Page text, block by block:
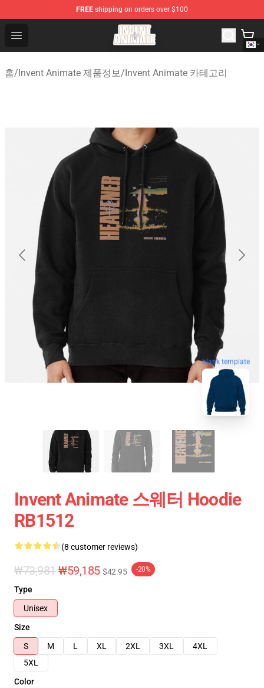
FREE shipping on orders over $100
Open menu
Invent Animate Shop - Official Invent Animate
홈/Invent Animate 제품정보/Invent Animate 카테고리
blank template
Invent Animate 스웨터 Hoodie
RB1512
(8 customer reviews)
₩73,981 ₩59,185 $42.95 -20%
Type
Unisex
Size
S
M L XL 2XL 3XL
4XL
5XL
Color